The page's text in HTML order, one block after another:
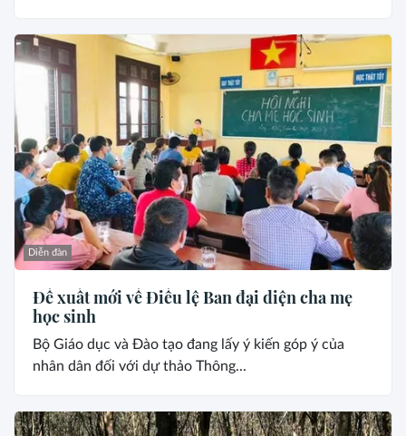
Diễn đàn
Đề xuất mới về Điều lệ Ban đại diện cha mẹ
học sinh
Bộ Giáo dục và Đào tạo đang lấy ý kiến góp ý của
nhân dân đối với dự thảo Thông...